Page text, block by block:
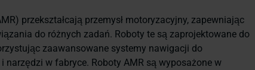
przekształcają przemysł motoryzacyjny, zapewniając
do różnych zadań. Roboty te są zaprojektowane do
zaawansowane systemy nawigacji do
narzędzi w fabryce. Roboty AMR są wyposażone w